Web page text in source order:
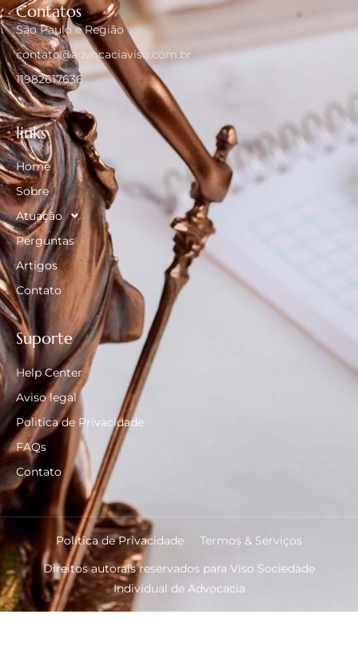
Contatos
São Paulo e Região
contato@advocaciaviso.com.br
11982617636
links
Home
Sobre
Atuação
Perguntas
Artigos
Contato
Suporte
Help Center
Aviso legal
Politica de Privacidade
FAQs
Contato
Direitos autorais reservados para Viso Sociedade
Individual de Advocacia
Política de Privacidade Termos & Serviços